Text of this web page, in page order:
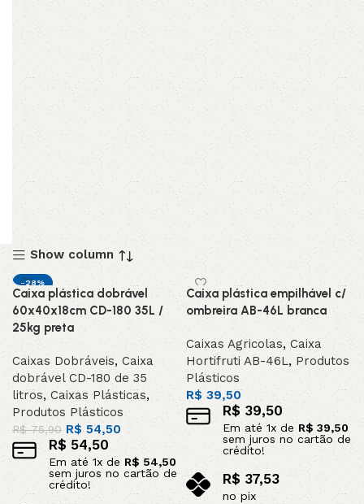
Show column
-28%
DESTAQUE
Caixa plástica dobrável
60x40x18cm CD-180 35L /
25kg preta
Caixas Dobráveis,Caixa
dobrável CD-180 de 35
litros, Caixas Plásticas,
Produtos Plásticos
R$75,90 R$ 54,50
R$ 54,50
Em até1x de R$ 54,50
sem juros no cartão de
crédito!
Caixa plástica empilhável c/
ombreira AB-46L branca
Caixas Agricolas,Caixa
Hortifruti AB-46L, Produtos
Plásticos
R$39,50
R$ 39,50
Em até1x de R$ 39,50
sem juros no cartão de
crédito!
R$ 37,53
no pix